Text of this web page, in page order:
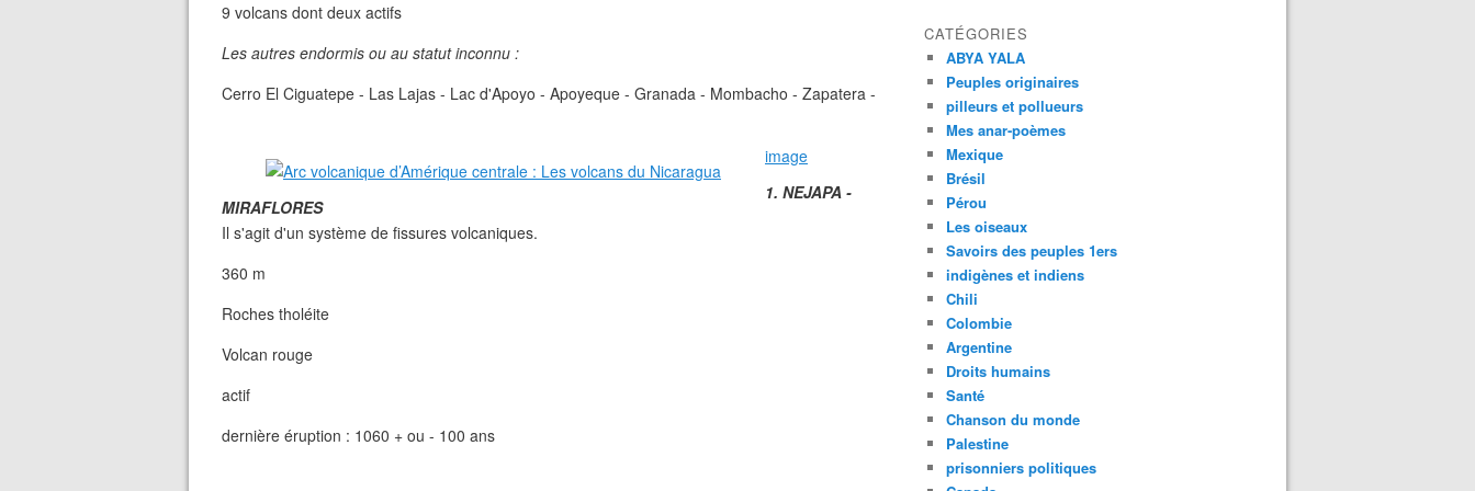
9 volcans dont deux actifs
Les autres endormis ou au statut inconnu :
Cerro El Ciguatepe - Las Lajas - Lac d'Apoyo - Apoyeque - Granada - Mombacho - Zapatera -
image
1. NEJAPA -
MIRAFLORES
Il s'agit d'un système de fissures volcaniques.
360 m
Roches tholéite
Volcan rouge
actif
dernière éruption : 1060 + ou - 100 ans
CATÉGORIES
ABYA YALA
Peuples originaires
pilleurs et pollueurs
Mes anar-poèmes
Mexique
Brésil
Pérou
Les oiseaux
Savoirs des peuples 1ers
indigènes et indiens
Chili
Colombie
Argentine
Droits humains
Santé
Chanson du monde
Palestine
prisonniers politiques